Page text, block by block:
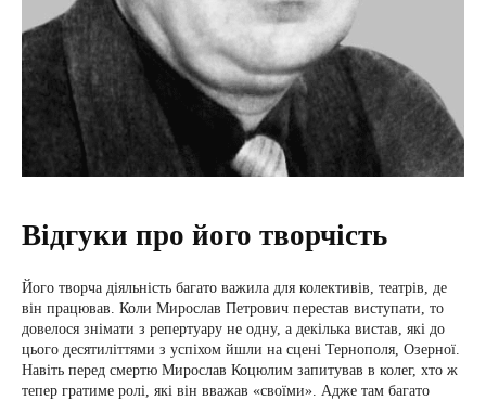
Відгуки про його творчість
Його творча діяльність багато важила для колективів, театрів, де
він працював. Коли Мирослав Петрович перестав виступати, то
довелося знімати з репертуару не одну, а декілька вистав, які до
цього десятиліттями з успіхом йшли на сцені Тернополя, Озерної.
Навіть перед смертю Мирослав Коцюлим запитував в колег, хто ж
тепер гратиме ролі, які він вважав «своїми». Адже там багато